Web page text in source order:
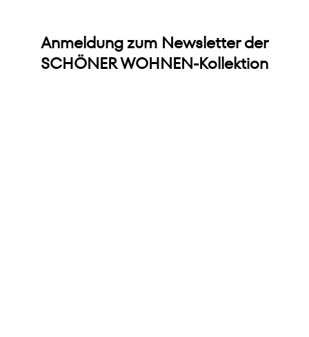
Anmeldung zum Newsletter der
SCHÖNER WOHNEN-Kollektion